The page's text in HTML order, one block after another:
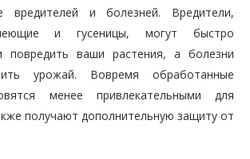
вредителей и болезней. Вредители,
и гусеницы, могут быстро
повредить ваши растения, а болезни
урожай. Вовремя обработанные
менее привлекательными для
получают дополнительную защиту от